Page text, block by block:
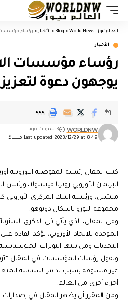
العالم نيوز - World News >
Blog
> الأخبار > رؤساء مؤسسات
الأخبار
رؤساء مؤسسات
يوجهون دعوة لتعزيز
Last updated: 2023/12/29 at 8:49 مساءً
WORLDNW 3 سنوات ago
كتب المقال رئيسة المفوضية الأوروبية
البرلمان الأوروبي روبرتا ميتسولا،
ميشيل، ورئيسة البنك المركزي الأوروبي
مجموعة اليورو باسكال دونوهو.
وفي المقال، الذي يأتي في الذكرى
الموحدة للاتحاد الأوروبي، يؤكد القادة
التحديات ومن بينها التوترات الجيوسياسية
ويقول رؤسات المؤسسات في المقال
غير مسبوقة بسبب تدابير السياسة
أجزاء أخرى من العالم.
ومن المقرر أن يظهر المقال في إصدارات